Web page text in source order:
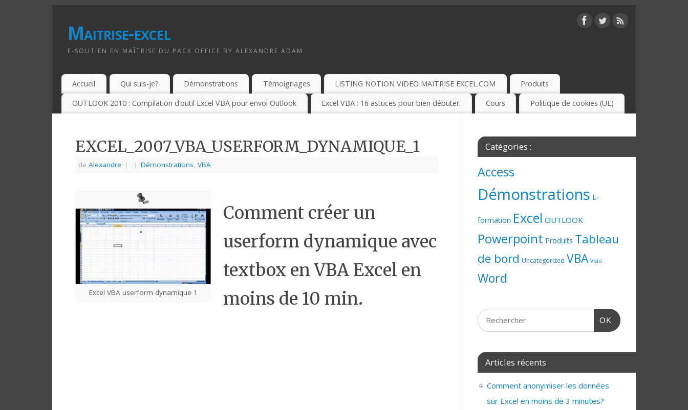
Maitrise-excel
E-SOUTIEN EN MAÎTRISE DU PACK OFFICE BY ALEXANDRE ADAM
Accueil Qui suis-je? Démonstrations Témoignages LISTING NOTION VIDEO MAITRISE EXCEL.COM Produits
OUTLOOK 2010 : Compilation d’outil Excel VBA pour envoi Outlook Excel VBA : 16 astuces pour bien débuter. Cours Politique de cookies (UE)
EXCEL_2007_VBA_USERFORM_DYNAMIQUE_1
de Alexandre | | Démonstrations VBA
Excel VBA userform dynamique 1
Comment créer un
userform dynamique avec
textbox en VBA Excel en
moins de 10 min.
Catégories :
Access
Démonstrations E-
formation Excel OUTLOOK
Powerpoint Produits Tableau
de bord Uncategorized VBA Visio
Word
OK
Articles récents
Comment anonymiser les données
sur Excel en moins de 3 minutes?